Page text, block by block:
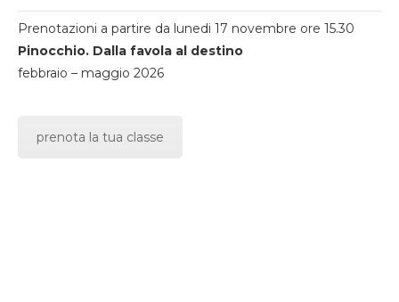
Prenotazioni a partire da lunedi 17 novembre ore 15.30
Pinocchio. Dalla favola al destino
febbraio – maggio 2026
prenota la tua classe